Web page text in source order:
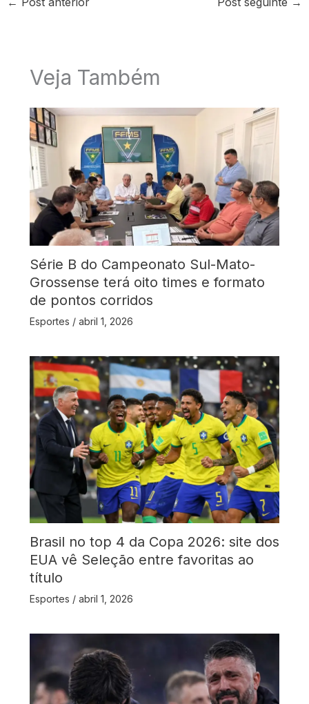
Veja Também
Série B do Campeonato Sul-Mato-
Grossense terá oito times e formato
de pontos corridos
Esportes / abril 1, 2026
Brasil no top 4 da Copa 2026: site dos
EUA vê Seleção entre favoritas ao
título
Esportes / abril 1, 2026